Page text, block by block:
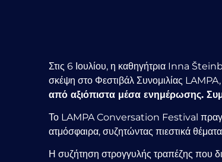
Στις 6 Ιουλίου, η καθηγήτρια Inna
σκέψη στο Φεστιβάλ Συνομιλίας LAMPA,
από αξιόπιστα μέσα ενημέρωσης.
Το LAMPA Conversation Festival
ατμόσφαιρα, συζητώντας πιεστικά
Η συζήτηση στρογγυλής τραπέζης που